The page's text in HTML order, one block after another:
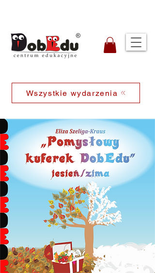
Wszystkie wydarzenia